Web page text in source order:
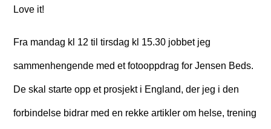
Love it!
Fra mandag kl 12 til tirsdag kl 15.30 jobbet jeg
sammenhengende med et fotooppdrag for Jensen Beds.
De skal starte opp et prosjekt i England, der jeg i den
forbindelse bidrar med en rekke artikler om helse, trening